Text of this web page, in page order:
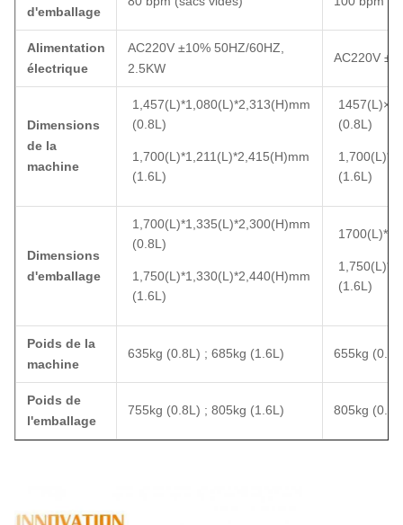
d'emballage
Alimentation
électrique
AC220V ±10% 50HZ/60HZ,
2.5KW
AC220V
Dimensions
de la
machine
1,457(L)*1,080(L)*2,313(H)mm
(0.8L)
1,700(L)*1,211(L)*2,415(H)mm
(1.6L)
(0.8L)
(1.6L)
Dimensions
d'emballage
1,700(L)*1,335(L)*2,300(H)mm
(0.8L)
1,750(L)*1,330(L)*2,440(H)mm
(1.6L)
(1.6L)
Poids de la
machine
635kg (0.8L) ; 685kg (1.6L) 655kg
Poids de
l'emballage
755kg (0.8L) ; 805kg (1.6L) 805kg